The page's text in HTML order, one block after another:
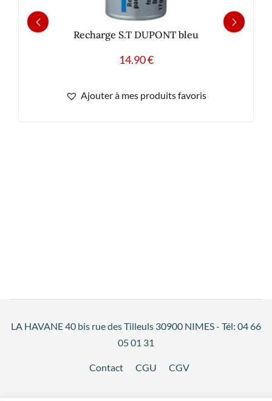
Recharge S.T DUPONT bleu
14.90€
Ajouter à mes produits favoris
LA HAVANE 40 bis rue des Tilleuls 30900 NIMES - Tél: 04 66
05 01 31
Contact CGU CGV